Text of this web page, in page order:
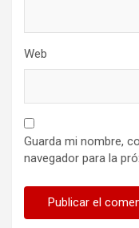
Web
Guarda mi nombre,
navegador para la